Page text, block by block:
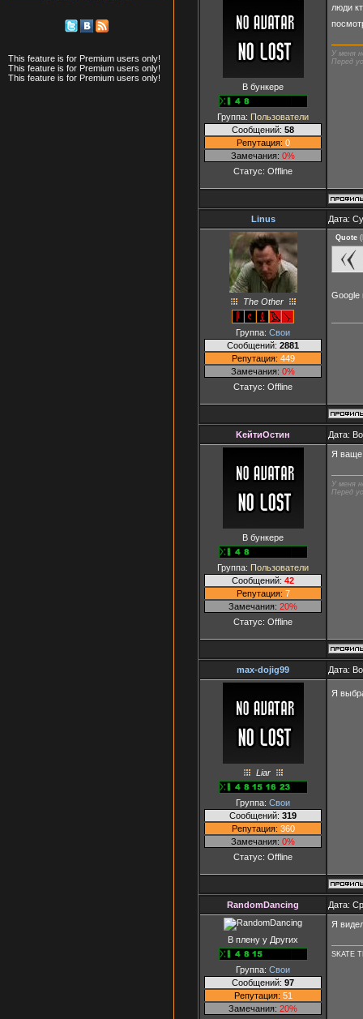
This feature is for Premium users only!
This feature is for Premium users only!
This feature is for Premium users only!
В бункере
Группа: Пользователи
Сообщений: 58
Репутация: 0
Замечания: 0%
Статус: Offline
люди
У меня
Перед
Linus Дата:
The Other
Группа: Свои
Сообщений: 2881
Репутация: 449
Замечания: 0%
Статус: Offline
Quote (
Google
KейтиОстин Дата:
В бункере
Группа: Пользователи
Сообщений: 42
Репутация: 7
Замечания: 20%
Статус: Offline
Я ваще
У меня
Перед
max-dojig99 Дата:
Liar
Группа: Свои
Сообщений: 319
Репутация: 360
Замечания: 0%
Статус: Offline
Я
RandomDancing Дата:
В плену у Других
Группа: Свои
Сообщений: 97
Репутация: 51
Замечания: 20%
Я
SKATE